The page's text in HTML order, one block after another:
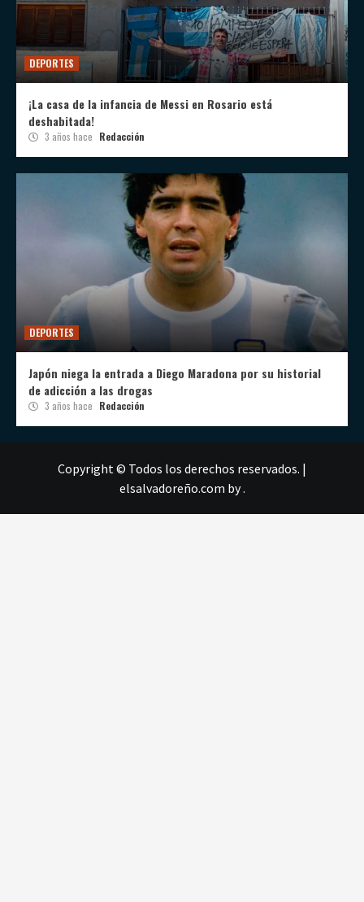
DEPORTES
¡La casa de la infancia de Messi en Rosario está
deshabitada!
3 años hace Redacción
DEPORTES
Japón niega la entrada a Diego Maradona por su historial
de adicción a las drogas
3 años hace Redacción
Copyright © Todos los derechos reservados. |
elsalvadoreño.com by .